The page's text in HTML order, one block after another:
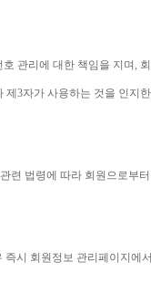
호 관리에 대한 책임을 지며,
제 3자가 사용하는 것을 인지
련 법령에 따라 회원으로부
시 회원정보 관리페이지에